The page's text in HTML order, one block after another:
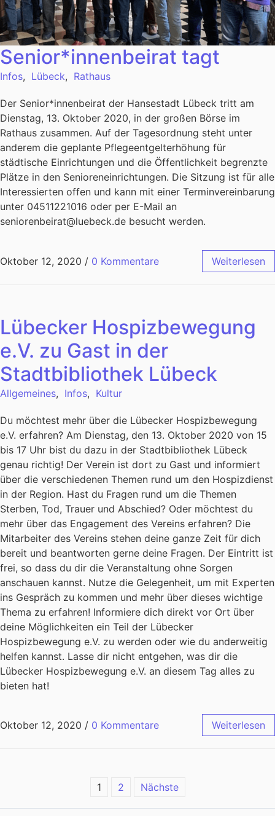
Senior*innenbeirat tagt
Infos, Lübeck, Rathaus
Der Senior*innenbeirat der Hansestadt Lübeck tritt am
Dienstag, 13. Oktober 2020, in der großen Börse im
Rathaus zusammen. Auf der Tagesordnung steht unter
anderem die geplante Pflegeentgelterhöhung für
städtische Einrichtungen und die Öffentlichkeit begrenzte
Plätze in den Senioreneinrichtungen. Die Sitzung ist für alle
Interessierten offen und kann mit einer Terminvereinbarung
unter 04511221016 oder per E-Mail an
seniorenbeirat@luebeck.de besucht werden.
Oktober 12, 2020 / 0 Kommentare Weiterlesen
Lübecker Hospizbewegung
e.V. zu Gast in der
Stadtbibliothek Lübeck
Allgemeines, Infos, Kultur
Du möchtest mehr über die Lübecker Hospizbewegung
e.V. erfahren? Am Dienstag, den 13. Oktober 2020 von 15
bis 17 Uhr bist du dazu in der Stadtbibliothek Lübeck
genau richtig! Der Verein ist dort zu Gast und informiert
über die verschiedenen Themen rund um den Hospizdienst
in der Region. Hast du Fragen rund um die Themen
Sterben, Tod, Trauer und Abschied? Oder möchtest du
mehr über das Engagement des Vereins erfahren? Die
Mitarbeiter des Vereins stehen deine ganze Zeit für dich
bereit und beantworten gerne deine Fragen. Der Eintritt ist
frei, so dass du dir die Veranstaltung ohne Sorgen
anschauen kannst. Nutze die Gelegenheit, um mit Experten
ins Gespräch zu kommen und mehr über dieses wichtige
Thema zu erfahren! Informiere dich direkt vor Ort über
deine Möglichkeiten ein Teil der Lübecker
Hospizbewegung e.V. zu werden oder wie du anderweitig
helfen kannst. Lasse dir nicht entgehen, was dir die
Lübecker Hospizbewegung e.V. an diesem Tag alles zu
bieten hat!
Oktober 12, 2020 / 0 Kommentare Weiterlesen
1 2 Nächste